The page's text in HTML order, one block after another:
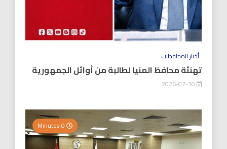
أخبار المحافظات
تهنئة محافظ المنيا لطالبة من أوائل الجمهورية